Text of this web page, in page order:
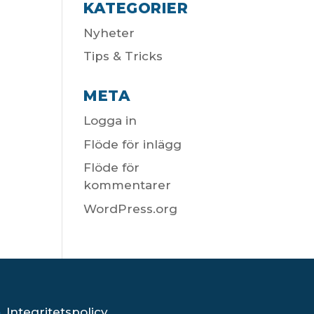
KATEGORIER
Nyheter
Tips & Tricks
META
Logga in
Flöde för inlägg
Flöde för
kommentarer
WordPress.org